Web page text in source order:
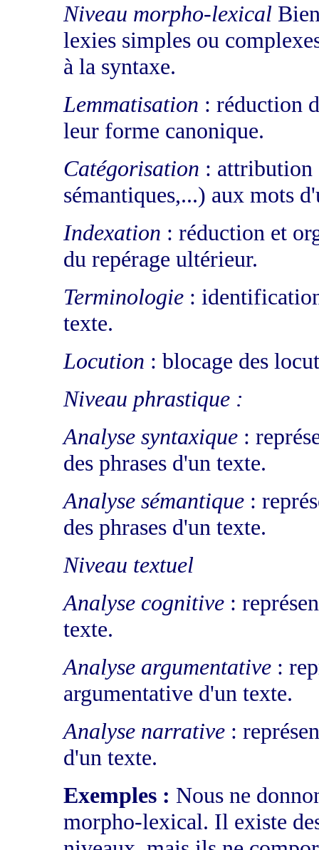
Niveau morpho-lexicalBien
lexies simples ou
à la syntaxe.
Lemmatisation : réduction
leur forme canonique.
Catégorisation : attribution
sémantiques,...) aux mots
Indexation : réduction et
du repérage ultérieur.
Terminologie: identification
texte.
Locution : blocage des
Niveau phrastique :
Analyse syntaxique:
des phrases d'un texte.
Analyse sémantique:
des phrases d'un texte.
Niveau textuel
Analyse cognitive:
texte.
Analyse argumentative:
argumentative d'un texte.
Analyse narrative:
d'un texte.
Exemples : Nous ne
morpho-lexical. Il existe